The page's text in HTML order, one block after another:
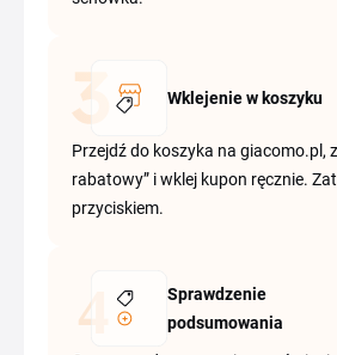
Wklejenie w koszyku
Przejdź do koszyka na giacomo.pl,
rabatowy” i wklej kupon ręcznie.
przyciskiem.
Sprawdzenie
podsumowania